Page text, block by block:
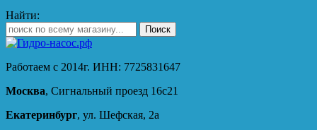
Найти:
Работаем с 2014г. ИНН: 7725831647
Москва, Сигнальный проезд 16с21
Екатеринбург, ул. Шефская, 2а